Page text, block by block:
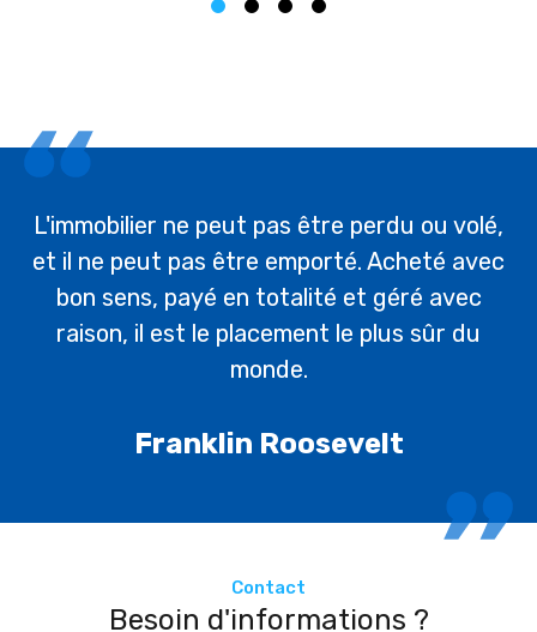
bon sens, payé en totalité et géré avec
raison, il est le placement le plus sûr du
monde.
Franklin Roosevelt
Contact
Besoin d'informations ?
Contactez-nous